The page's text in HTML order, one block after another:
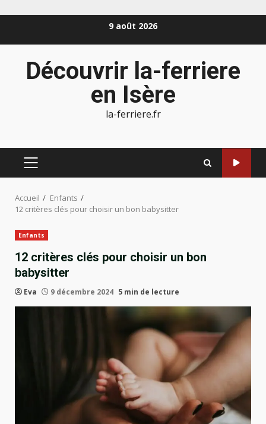
9 août 2026
Découvrir la-ferriere
en Isère
la-ferriere.fr
MENU
Accueil
Enfants
12 critères clés pour choisir un bon babysitter
Enfants
12 critères clés pour choisir un bon
babysitter
Eva 9 décembre 2024 5 min de lecture